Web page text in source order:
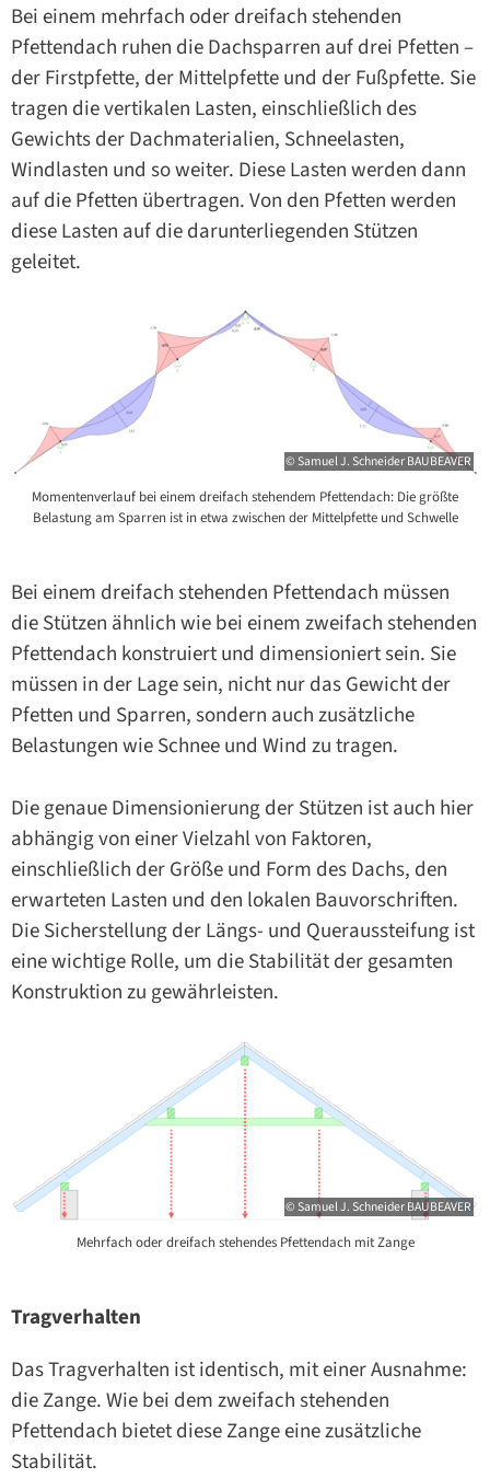
Bei einem mehrfach oder dreifach stehenden
Pfettendach ruhen die Dachsparren auf drei Pfetten –
der Firstpfette, der Mittelpfette und der Fußpfette. Sie
tragen die vertikalen Lasten, einschließlich des
Gewichts der Dachmaterialien, Schneelasten,
Windlasten und so weiter. Diese Lasten werden dann
auf die Pfetten übertragen. Von den Pfetten werden
diese Lasten auf die darunterliegenden Stützen
geleitet.
© Samuel J. Schneider BAUBEAVER
Momentenverlauf bei einem dreifach stehendem Pfettendach: Die größte
Belastung am Sparren ist in etwa zwischen der Mittelpfette und Schwelle
Bei einem dreifach stehenden Pfettendach müssen
die Stützen ähnlich wie bei einem zweifach stehenden
Pfettendach konstruiert und dimensioniert sein. Sie
müssen in der Lage sein, nicht nur das Gewicht der
Pfetten und Sparren, sondern auch zusätzliche
Belastungen wie Schnee und Wind zu tragen.
Die genaue Dimensionierung der Stützen ist auch hier
abhängig von einer Vielzahl von Faktoren,
einschließlich der Größe und Form des Dachs, den
erwarteten Lasten und den lokalen Bauvorschriften.
Die Sicherstellung der Längs- und Queraussteifung ist
eine wichtige Rolle, um die Stabilität der gesamten
Konstruktion zu gewährleisten.
© Samuel J. Schneider BAUBEAVER
Mehrfach oder dreifach stehendes Pfettendach mit Zange
Tragverhalten
Das Tragverhalten ist identisch, mit einer Ausnahme:
die Zange. Wie bei dem zweifach stehenden
Pfettendach bietet diese Zange eine zusätzliche
Stabilität.